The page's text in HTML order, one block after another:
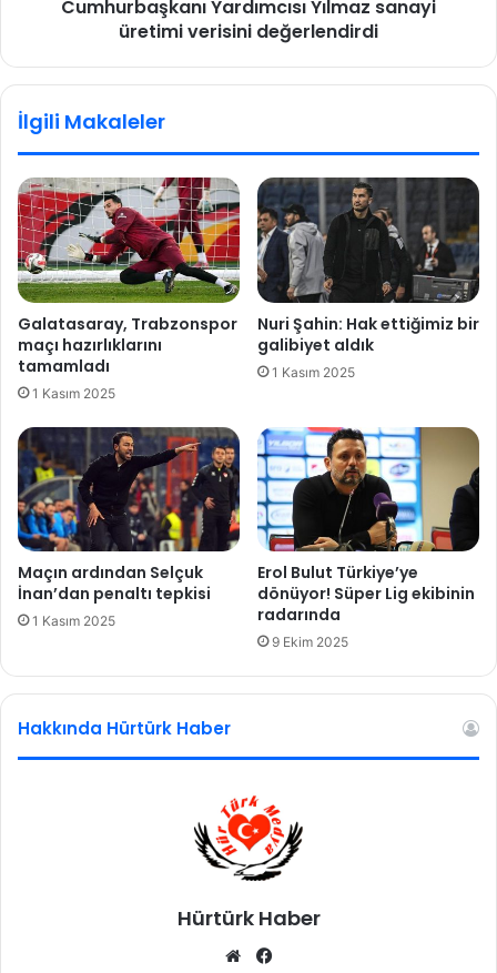
n
e
e
ş
e
a
ç
k
l
a
m
l
a
r
!
'
a
s
z
ı
m
c
ı
s
Y
ı
m
z
s
a
n
a
y
i
ü
t
m
Cumhurbaşkanı Yardımcısı Yılmaz sanayi
üretimi verisini değerlendirdi
İlgili Makaleler
Galatasaray, Trabzonspor
maçı hazırlıklarını
tamamladı
1 Kasım 2025
Nuri Şahin: Hak ettiğimiz bir
galibiyet aldık
1 Kasım 2025
Maçın ardından Selçuk
İnan’dan penaltı tepkisi
1 Kasım 2025
Erol Bulut Türkiye’ye
dönüyor! Süper Lig ekibinin
radarında
9 Ekim 2025
Hakkında Hürtürk Haber
Hürtürk Haber
We